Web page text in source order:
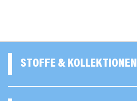
STOFFE & KOLLEKTIONEN